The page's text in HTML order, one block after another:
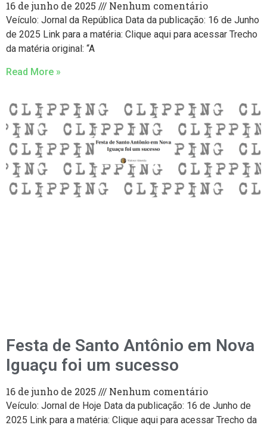
16 de junho de 2025 Nenhum comentário
Veículo: Jornal da República Data da publicação: 16 de Junho
de 2025 Link para a matéria: Clique aqui para acessar Trecho
da matéria original: “A
Read More »
Festa de Santo Antônio em Nova
Iguaçu foi um sucesso
16 de junho de 2025 Nenhum comentário
Veículo: Jornal de Hoje Data da publicação: 16 de Junho de
2025 Link para a matéria: Clique aqui para acessar Trecho da